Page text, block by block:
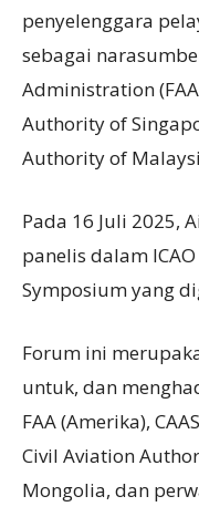
penyelenggara
sebagai
Administration
Authority of
Authority of
Pada 16 Juli 2025,
panelis dalam
Symposium yang
Forum ini
untuk, dan
FAA (Amerika),
Civil Aviation
Mongolia, dan